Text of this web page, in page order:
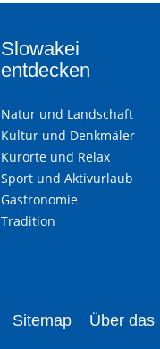
Slowakei
entdecken
Natur und Landschaft
Kultur und Denkmäler
Kurorte und Relax
Sport und Aktivurlaub
Gastronomie
Tradition
Sitemap Über das